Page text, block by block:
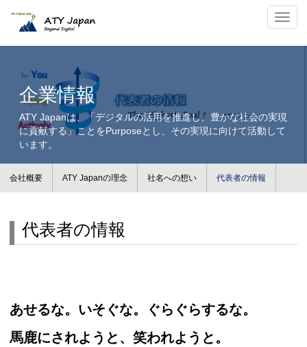
ナ
企業情報
ATY Japanは、「デジタルの活用を推進し、豊かな社会の実現
に貢献する」ことをPurposeとし、その実現に向けて活動して
います。
会社概要 ATY Japanの理念 社名への想い 代表者の情報
代表者の情報
あせるな。いそぐな。ぐらぐらするな。
馬鹿にされようと、笑われようと。